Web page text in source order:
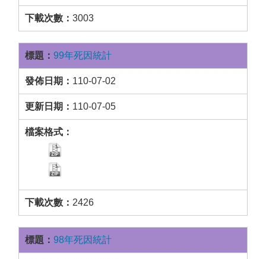
3003
99年死因統計
110-07-02
110-07-05
2426
98年死因統計